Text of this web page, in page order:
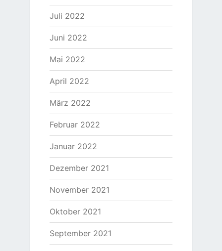
Juli 2022
Juni 2022
Mai 2022
April 2022
März 2022
Februar 2022
Januar 2022
Dezember 2021
November 2021
Oktober 2021
September 2021